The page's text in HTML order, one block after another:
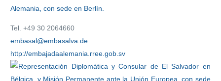
Alemania, con sede en Berlín.
Tel. +49 30 2064660
embasal@embasalva.de
http://embajadaalemania.rree.gob.sv